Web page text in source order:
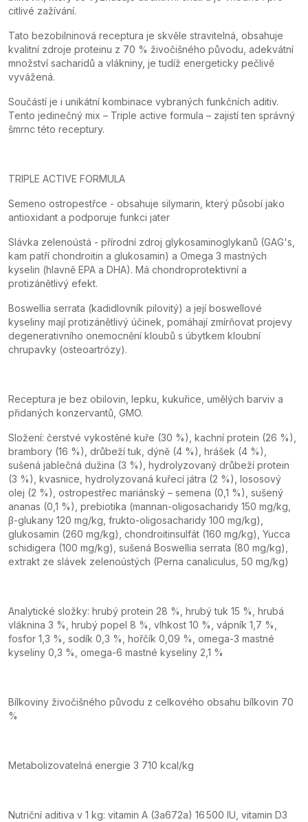
citlivé zažívání.
Tato bezobilninová receptura je skvěle stravitelná, obsahuje
kvalitní zdroje proteinu z 70 % živočišného původu, adekvátní
množství sacharidů a vlákniny, je tudíž energeticky pečlivě
vyvážená.
Součástí je i unikátní kombinace vybraných funkčních aditiv.
Tento jedinečný mix – Triple active formula – zajistí ten správný
šmrnc této receptury.
TRIPLE ACTIVE FORMULA
Semeno ostropestřce - obsahuje silymarin, který působí jako
antioxidant a podporuje funkci jater
Slávka zelenoústá - přírodní zdroj glykosaminoglykanů (GAG's,
kam patří chondroitin a glukosamin) a Omega 3 mastných
kyselin (hlavně EPA a DHA). Má chondroprotektivní a
protizánětlivý efekt.
Boswellia serrata (kadidlovník pilovitý) a její boswellové
kyseliny mají protizánětlivý účinek, pomáhají zmírňovat projevy
degenerativního onemocnění kloubů s úbytkem kloubní
chrupavky (osteoartrózy).
Receptura je bez obilovin, lepku, kukuřice, umělých barviv a
přidaných konzervantů, GMO.
Složení: čerstvé vykostěné kuře (30 %), kachní protein (26 %),
brambory (16 %), drůbeží tuk, dýně (4 %), hrášek (4 %),
sušená jablečná dužina (3 %), hydrolyzovaný drůbeží protein
(3 %), kvasnice, hydrolyzovaná kuřecí játra (2 %), lososový
olej (2 %), ostropestřec mariánský – semena (0,1 %), sušený
ananas (0,1 %), prebiotika (mannan-oligosacharidy 150 mg/kg,
β-glukany 120 mg/kg, frukto-oligosacharidy 100 mg/kg),
glukosamin (260 mg/kg), chondroitinsulfát (160 mg/kg), Yucca
schidigera (100 mg/kg), sušená Boswellia serrata (80 mg/kg),
extrakt ze slávek zelenoústých (Perna canaliculus, 50 mg/kg)
Analytické složky: hrubý protein 28 %, hrubý tuk 15 %, hrubá
vláknina 3 %, hrubý popel 8 %, vlhkost 10 %, vápník 1,7 %,
fosfor 1,3 %, sodík 0,3 %, hořčík 0,09 %, omega-3 mastné
kyseliny 0,3 %, omega-6 mastné kyseliny 2,1 %
Bílkoviny živočišného původu z celkového obsahu bílkovin 70
%
Metabolizovatelná energie 3 710 kcal/kg
Nutriční aditiva v 1 kg: vitamin A (3a672a) 16 500 IU, vitamin D3